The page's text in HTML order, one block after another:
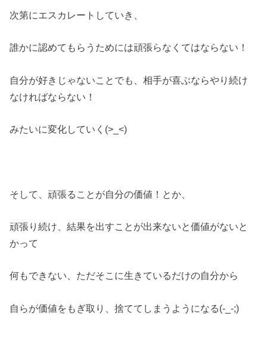
次第にエスカレートしていき、
誰かに認めてもらうためには頑張らなくてはならない！
自分が好きじゃないことでも、相手が喜ぶならやり続け
なければならない！
みたいに変化していく(>_<)
そして、頑張ることが自分の価値！とか、
頑張り続け、結果を出すことが出来ないと価値がないと
かって
何もできない、ただそこに生きているだけの自分から
自らが価値をもぎ取り、捨ててしまうようになる(-_-;)